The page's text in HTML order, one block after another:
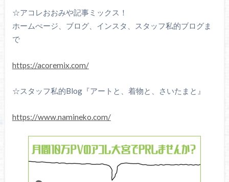
☆アコレおおみや記事ミックス！
ホームぺージ、ブログ、インスタ、スタッフ私的ブログま
で
https://acoremix.com/
☆スタッフ私的Blog『アートと、着物と、さいたまと』
https://www.namineko.com/